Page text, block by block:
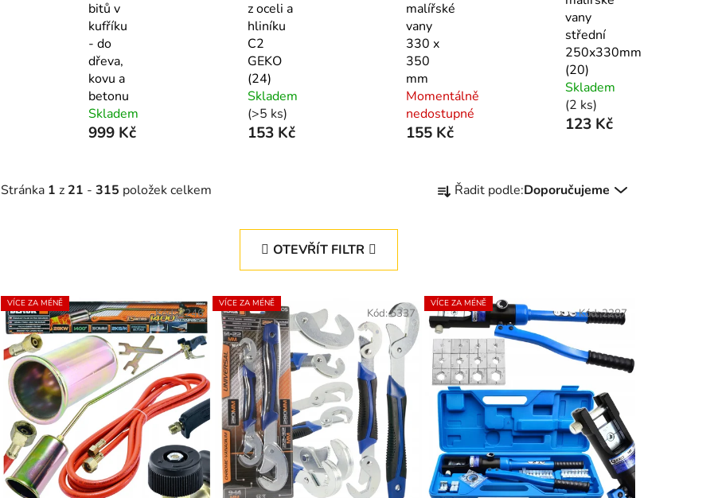
bitů v
kufříku
- do
dřeva,
kovu a
betonu
Skladem
999 Kč
z oceli a
hliníku
C2
GEKO
(24)
Skladem
(>5 ks)
153 Kč
malířské
vany
330 x
350
mm
Momentálně
nedostupné
155 Kč
vany
střední
250x330mm
(20)
Skladem
(2 ks)
123 Kč
Stránka 1 z 21 - 315 položek celkem
a
p
r
o
d
u
k
t
ů
Řadit podle:Doporučujeme
OTEVŘÍT FILTR
V
ý
p
i
s
p
o
d
u
VÍCE ZA MÉNĚ
Kód:2246
VÍCE ZA MÉNĚ
Kód:5337
VÍCE ZA MÉNĚ
Kód:2287